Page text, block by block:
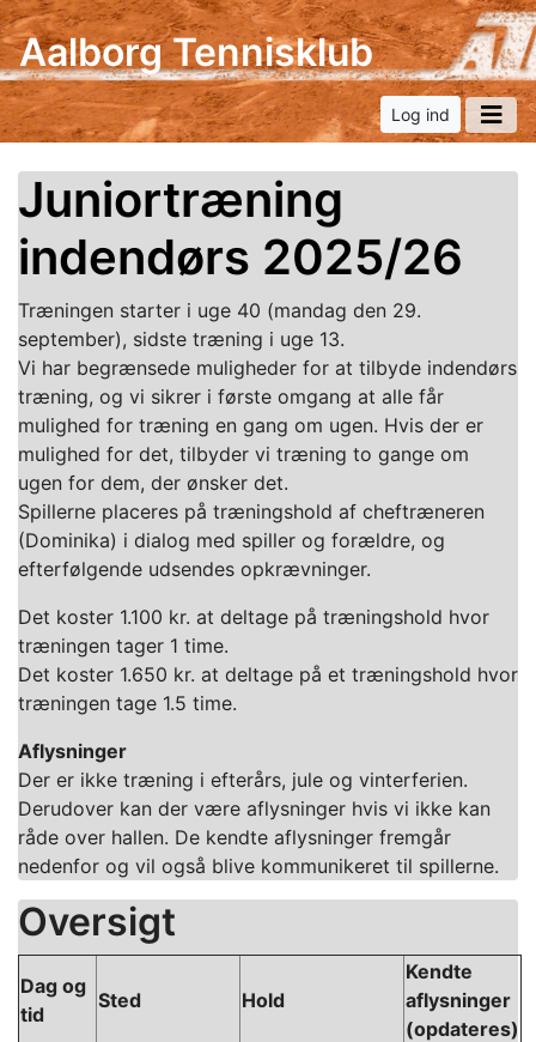
Aalborg Tennisklub
Log ind
Juniortræning
indendørs 2025/26
Træningen starter i uge 40 (mandag den 29.
september), sidste træning i uge 13.
Vi har begrænsede muligheder for at tilbyde indendørs
træning, og vi sikrer i første omgang at alle får
mulighed for træning en gang om ugen. Hvis der er
mulighed for det, tilbyder vi træning to gange om
ugen for dem, der ønsker det.
Spillerne placeres på træningshold af cheftræneren
(Dominika) i dialog med spiller og forældre, og
efterfølgende udsendes opkrævninger.
Det koster 1.100 kr. at deltage på træningshold hvor
træningen tager 1 time.
Det koster 1.650 kr. at deltage på et træningshold hvor
træningen tage 1.5 time.
Aflysninger
Der er ikke træning i efterårs, jule og vinterferien.
Derudover kan der være aflysninger hvis vi ikke kan
råde over hallen. De kendte aflysninger fremgår
nedenfor og vil også blive kommunikeret til spillerne.
Oversigt
Dag og
tid
Sted Hold
Kendte
aflysninger
(opdateres)